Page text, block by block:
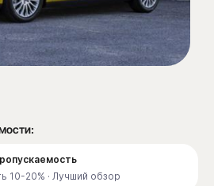
10-20% · Лучший обзор